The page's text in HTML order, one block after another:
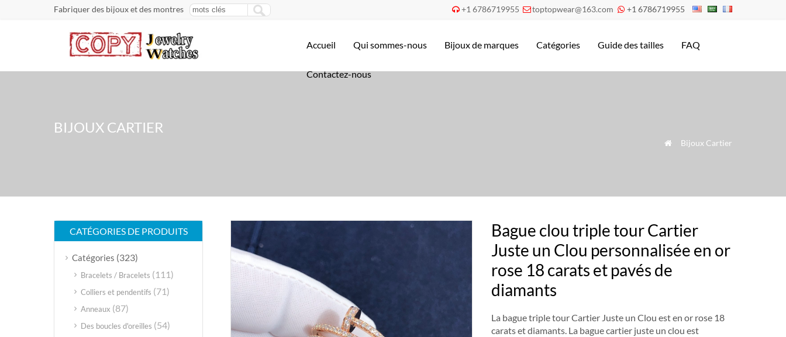
Fabriquer des bijoux et des montres  +1 6786719955 toptopwear@163.com  +1 6786719955
Accueil Qui sommes-nous Bijoux de marques Catégories Guide des tailles FAQ
Contactez-nous
BIJOUX CARTIER
 Bijoux Cartier
Bague clou triple tour Cartier
Juste un Clou personnalisée en or
rose 18 carats et pavés de
diamants
La bague triple tour Cartier Juste un Clou est en or rose 18
carats et diamants. La bague cartier juste un clou est
CATÉGORIES DE PRODUITS
Catégories (323)
Bracelets / Bracelets (111)
Colliers et pendentifs (71)
Anneaux (87)
Des boucles d'oreilles (54)